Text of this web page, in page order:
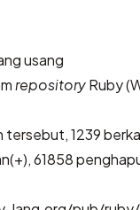
usang
repositoryRuby
tersebut, 1239
61858